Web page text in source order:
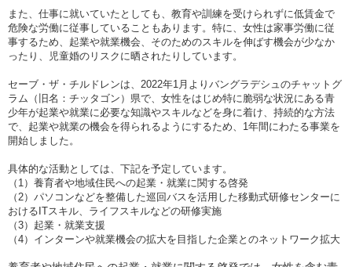
また、仕事に就いていたとしても、教育や訓練を受けられずに低賃金で
危険な労働に従事していることもあります。特に、女性は家事労働に従
事するため、起業や就業機会、そのためのスキルを伸ばす機会が少なか
ったり、児童婚のリスクに晒されたりしています。
セーブ・ザ・チルドレンは、2022年1月よりバングラデシュのチャットグ
ラム（旧名：チッタゴン）県で、女性をはじめ特に脆弱な状況にある青
少年が起業や就業に必要な知識やスキルなどを身に着け、持続的な方法
で、起業や就業の機会を得られるようにするため、1年間にわたる事業を
開始しました。
具体的な活動としては、下記を予定しています。
（1）養育者や地域住民への起業・就業に関する啓発
（2）パソコンなどを整備した巡回バスを活用した移動式研修センターに
おけるITスキル、ライフスキルなどの研修実施
（3）起業・就業支援
（4）インターンや就業機会の拡大を目指した企業とのネットワーク拡大